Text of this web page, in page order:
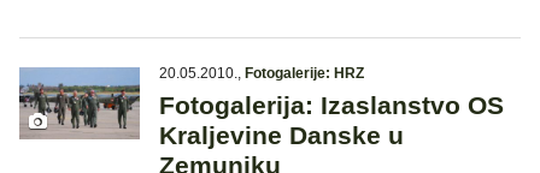
20.05.2010., Fotogalerije: HRZ
Fotogalerija: Izaslanstvo OS
Kraljevine Danske u
Zemuniku